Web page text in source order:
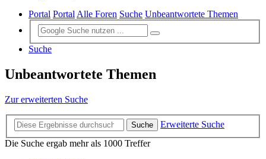
Portal PortalAlle Foren Suche Unbeantwortete Themen
Suche
Unbeantwortete Themen
Zur erweiterten Suche
Suche
Erweiterte Suche
Die Suche ergab mehr als 1000 Treffer